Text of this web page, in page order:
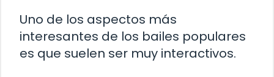
Uno de los aspectos más
interesantes de los bailes populares
es que suelen ser muy interactivos.